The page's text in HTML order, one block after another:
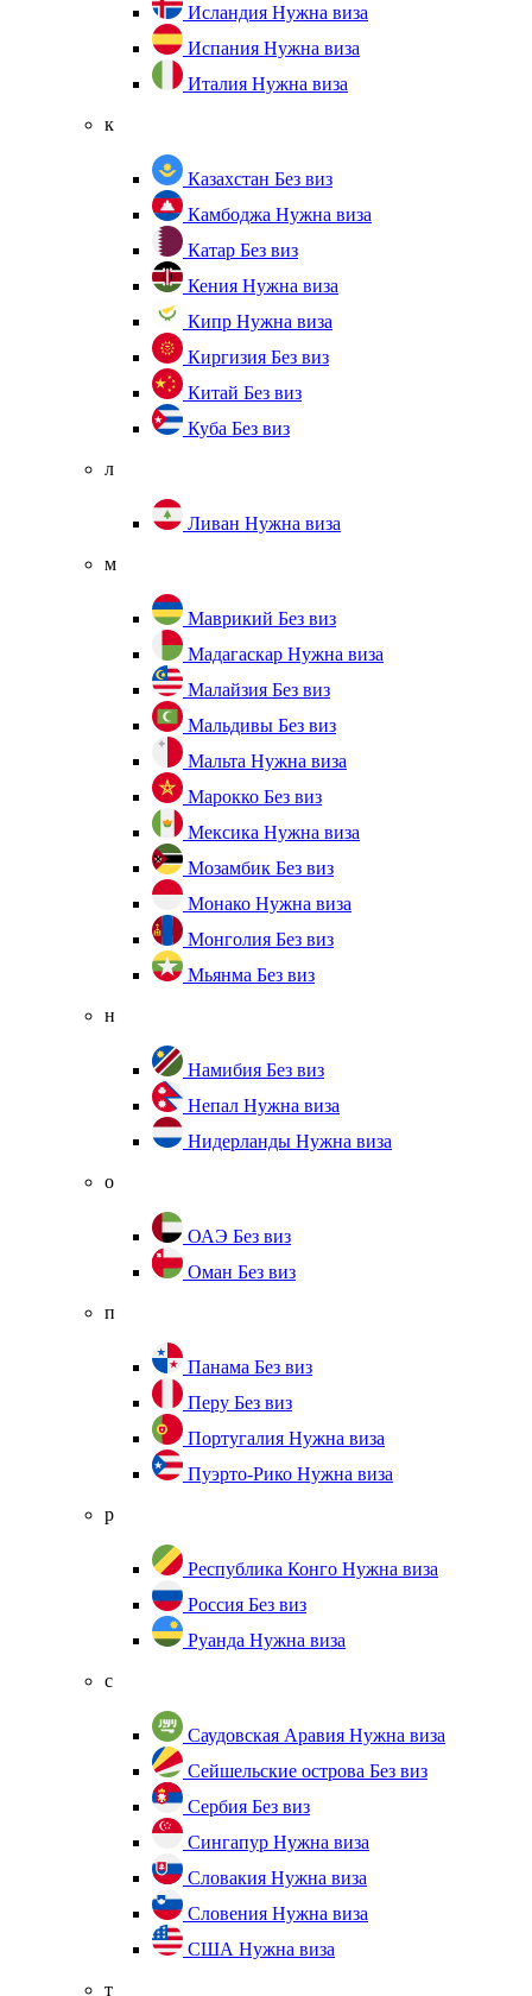
Исландия Нужна виза
Испания Нужна виза
Италия Нужна виза
к
Казахстан Без виз
Камбоджа Нужна виза
Катар Без виз
Кения Нужна виза
Кипр Нужна виза
Киргизия Без виз
Китай Без виз
Куба Без виз
л
Ливан Нужна виза
м
Маврикий Без виз
Мадагаскар Нужна виза
Малайзия Без виз
Мальдивы Без виз
Мальта Нужна виза
Марокко Без виз
Мексика Нужна виза
Мозамбик Без виз
Монако Нужна виза
Монголия Без виз
Мьянма Без виз
н
Намибия Без виз
Непал Нужна виза
Нидерланды Нужна виза
о
ОАЭ Без виз
Оман Без виз
п
Панама Без виз
Перу Без виз
Португалия Нужна виза
Пуэрто-Рико Нужна виза
р
Республика Конго Нужна виза
Россия Без виз
Руанда Нужна виза
с
Саудовская Аравия Нужна виза
Сейшельские острова Без виз
Сербия Без виз
Сингапур Нужна виза
Словакия Нужна виза
Словения Нужна виза
США Нужна виза
т